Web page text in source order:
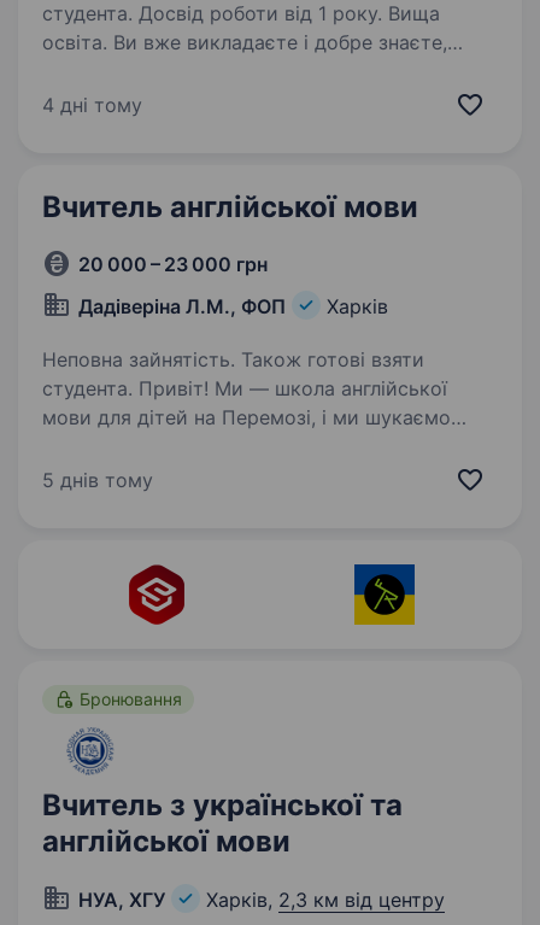
студента. Досвід роботи від 1 року. Вища
освіта. Ви вже викладаєте і добре знаєте,
домашніх завдань і організаційні моменти.
4 дні тому
Вчитель англійської мови
20 000 – 23 000 грн
Дадіверіна Л.М., ФОП
Харків
Неповна зайнятість. Також готові взяти
студента. Привіт! Ми — школа англійської
мови для дітей на Перемозі, і ми шукаємо
розвиватися та надихати молоде покоління.
5 днів тому
Бронювання
Вчитель з української та
англійської мови
НУА, ХГУ Харків, 2,3 км від центру